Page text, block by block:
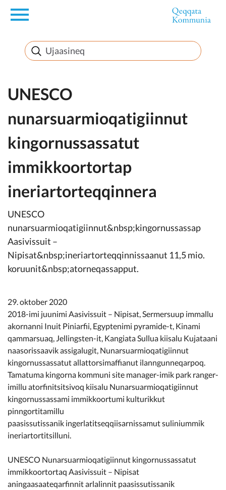
en
Innuttaasunut
Inuussutissarsiorneq
Politikki
Takornariat
Imminut sullinneq
Kommunimi pilersaarut
Kommune pillugu
UNESCO
nunarsuarmioqatigiinnut
kingornussassatut
immikkoortortap
ineriartorteqqinnera
UNESCO
nunarsuarmioqatigiinnut&nbsp;kingornussassap
Aasivissuit –
Nipisat&nbsp;ineriartorteqqinnissaanut 11,5 mio.
koruunit&nbsp;atorneqassapput.
29. oktober 2020
2018-imi juunimi Aasivissuit – Nipisat, Sermersuup immallu
akornanni Inuit Piniarfii, Egyptenimi pyramide-t, Kinami
qammarsuaq, Jellingsten-it, Kangiata Sullua kiisalu Kujataani
naasorissaavik assigalugit, Nunarsuarmioqatigiinnut
kingornussassatut allattorsimaffianut ilanngunneqarpoq.
Tamatuma kingorna kommuni site manager-imik park ranger-
imillu atorfinitsitsivoq kiisalu Nunarsuarmioqatigiinnut
kingornussassami immikkoortumi kulturikkut
pinngortitamillu
paasissutissanik ingerlatitseqqiisarnissamut suliniummik
ineriartortitsilluni.
UNESCO Nunarsuarmioqatigiinnut kingornussassatut
immikkoortortaq Aasivissuit – Nipisat
aningaasaateqarfinnit arlalinnit paasissutissanik